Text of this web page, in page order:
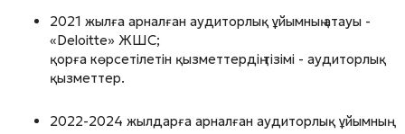
2021 жылға арналған аудиторлық ұйымның атауы -
«Deloittе» ЖШС;
қорға көрсетілетін қызметтердің тізімі - аудиторлық
қызметтер.
2022-2024 жылдарға арналған аудиторлық ұйымның